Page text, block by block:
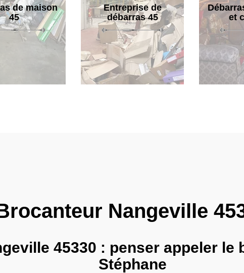
de maison
45
Entreprise de
débarras 45
et
Nangeville
45330 : penser appeler le
Stéphane